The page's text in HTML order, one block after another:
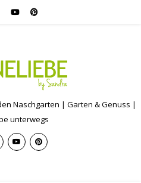
Naschgarten | Garten & Genuss |
unterwegs